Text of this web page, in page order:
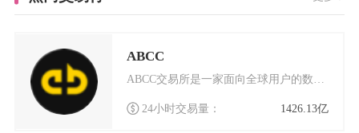
ABCC
ABCC交易所是一家面向全球用户的数字货币交易平台，成立于2018年4月，总部位于新加坡。
24小时交易量： 1426.13亿